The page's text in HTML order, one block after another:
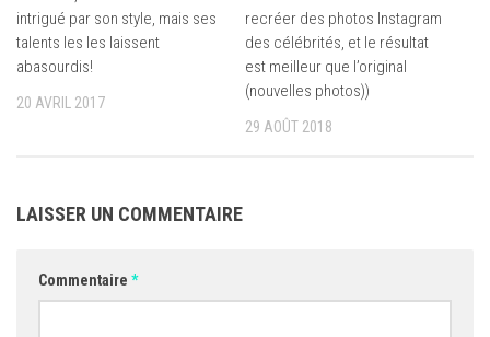
intrigué par son style, mais ses
talents les les laissent
abasourdis!
20 AVRIL 2017
recréer des photos Instagram
des célébrités, et le résultat
est meilleur que l’original
(nouvelles photos))
29 AOÛT 2018
LAISSER UN COMMENTAIRE
Commentaire *